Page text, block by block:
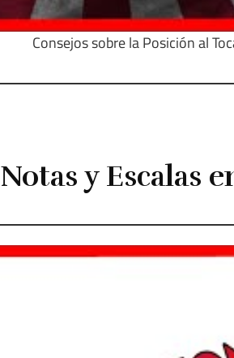
Consejos sobre la Posición al
Notas y Escalas